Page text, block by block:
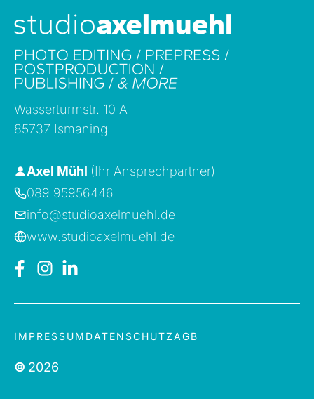
Wasserturmstr. 10 A
85737 Ismaning
Axel Mühl (Ihr Ansprechpartner)
089 95956446
info@studioaxelmuehl.de
www.studioaxelmuehl.de
IMPRESSUM DATENSCHUTZAGB
© 2026